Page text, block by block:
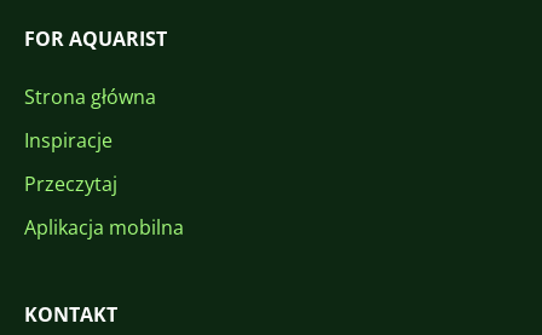
FOR AQUARIST
Strona główna
Inspiracje
Przeczytaj
Aplikacja mobilna
KONTAKT